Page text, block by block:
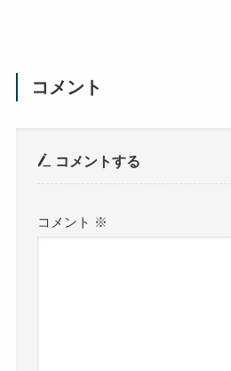
コメント
コメントする
コメント ※